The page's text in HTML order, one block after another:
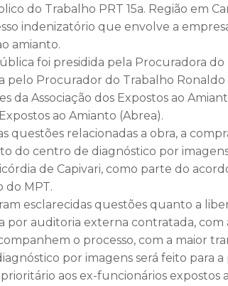
do Trabalho PRT 15a. Região em
indenizatório que envolve a
amianto.
foi presidida pela Procuradora do
pelo Procurador do Trabalho
da Associação dos Expostos ao
Expostos ao Amianto (Abrea).
questões relacionadas a obra, a
do centro de diagnóstico por
de Capivari, como parte do
do MPT.
esclarecidas questões quanto a
por auditoria externa contratada,
o processo, com a maior
por imagens será feito para
aos ex-funcionários expostos